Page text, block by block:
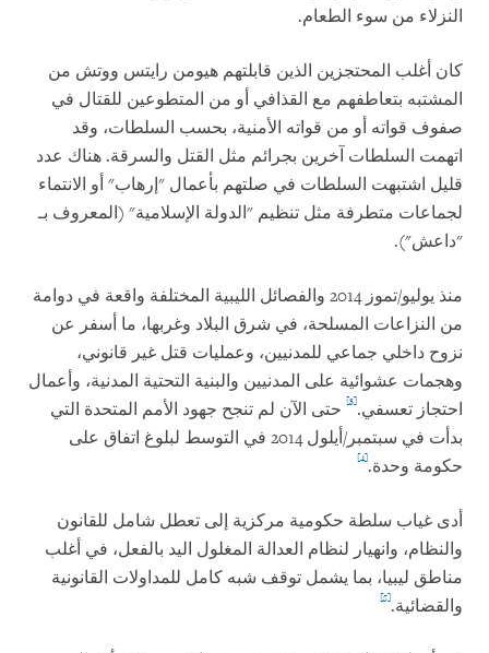
النزلاء من سوء الطعام.
كان أغلب المحتجزين الذين قابلتهم هيومن رايتس ووتش من
المشتبه بتعاطفهم مع القذافي أو من المتطوعين للقتال في
صفوف قواته أو من قواته الأمنية، بحسب السلطات، وقد
اتهمت السلطات آخرين بجرائم مثل القتل والسرقة. هناك عدد
قليل اشتبهت السلطات في صلتهم بأعمال "إرهاب" أو الانتماء
لجماعات متطرفة مثل تنظيم "الدولة الإسلامية" (المعروف بـ
"داعش").
منذ يوليو/تموز 2014 والفصائل الليبية المختلفة واقعة في دوامة
من النزاعات المسلحة، في شرق البلاد وغربها، ما أسفر عن
نزوح داخلي جماعي للمدنيين، وعمليات قتل غير قانوني،
وهجمات عشوائية على المدنيين والبنية التحتية المدنية، وأعمال
احتجاز تعسفي.[3] حتى الآن لم تنجح جهود الأمم المتحدة التي
بدأت في سبتمبر/أيلول 2014 في التوسط لبلوغ اتفاق على
حكومة وحدة.[4]
أدى غياب سلطة حكومية مركزية إلى تعطل شامل للقانون
والنظام، وانهيار لنظام العدالة المغلول اليد بالفعل، في أغلب
مناطق ليبيا، بما يشمل توقف شبه كامل للمداولات القانونية
والقضائية.[5]